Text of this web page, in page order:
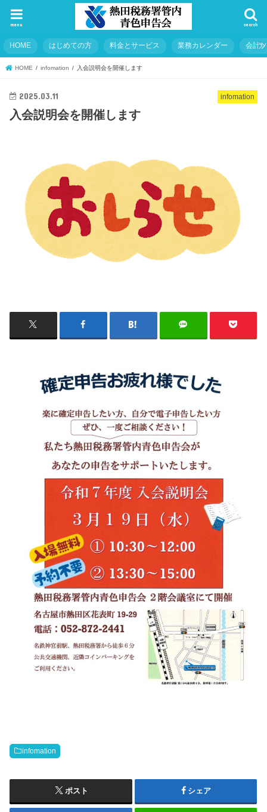
search
menu
HOME はじめての方 料金とサービス 業務カレンダー 会計
HOME infomation 入会説明会を開催します
infomation
2025.03.11
入会説明会を開催します
infomation
ポスト シェア